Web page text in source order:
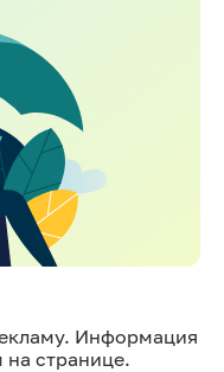
Информация
странице.